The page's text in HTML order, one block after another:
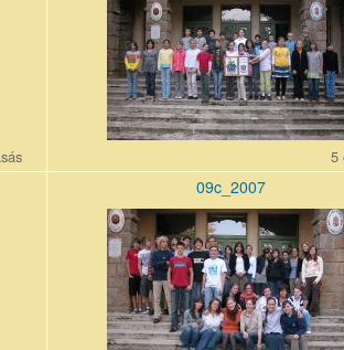
5
09c_2007
09c_200710_0.jpg